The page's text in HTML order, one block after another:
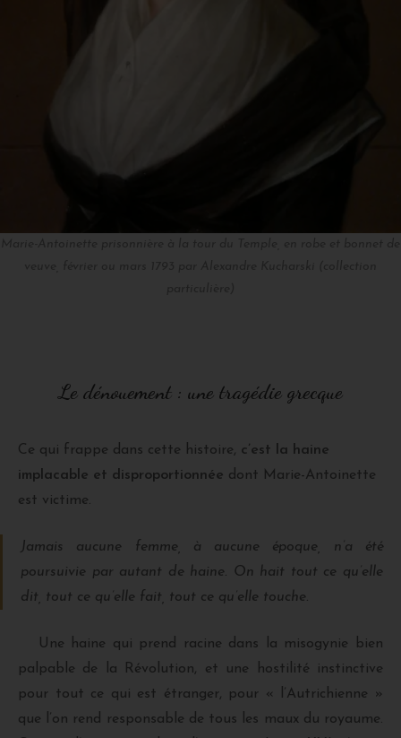
Le dénouement : une tragédie grecque
Ce qui frappe dans cette histoire, c’est la haine
implacable et disproportionnée dont Marie-Antoinette
est victime.
Jamais aucune femme, à aucune époque, n’a été
poursuivie par autant de haine. On hait tout ce qu’elle
dit, tout ce qu’elle fait, tout ce qu’elle touche.
Une haine qui prend racine dans la misogynie bien
palpable de la Révolution, et une hostilité instinctive
pour tout ce qui est étranger, pour « l’Autrichienne »
que l’on rend responsable de tous les maux du royaume.